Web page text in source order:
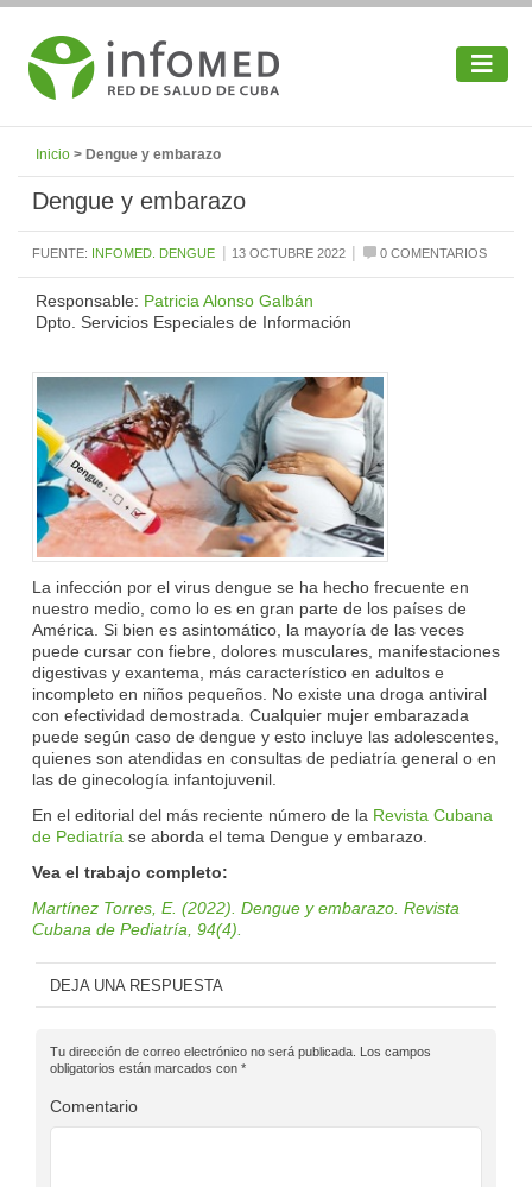
Inicio > Dengue y embarazo
Dengue y embarazo
FUENTE: INFOMED. DENGUE | 13 OCTUBRE 2022 | 0 COMENTARIOS
Responsable: Patricia Alonso Galbán
Dpto. Servicios Especiales de Información
La infección por el virus dengue se ha hecho frecuente en
nuestro medio, como lo es en gran parte de los países de
América. Si bien es asintomático, la mayoría de las veces
puede cursar con fiebre, dolores musculares, manifestaciones
digestivas y exantema , más característico en adultos e
incompleto en niños pequeños. No existe una droga antiviral
con efectividad demostrada. Cualquier mujer embarazada
puede según caso de dengue y esto incluye las adolescentes,
quienes son atendidas en consultas de pediatría general o en
las de ginecología infantojuvenil.
En el editorial del más reciente número de la Revista Cubana
de Pediatría se aborda el tema Dengue y embarazo.
Vea el trabajo completo:
Martínez Torres, E. (2022). Dengue y embarazo. Revista
Cubana de Pediatría, 94(4).
DEJA UNA RESPUESTA
Tu dirección de correo electrónico no será publicada. Los campos
obligatorios están marcados con *
Comentario